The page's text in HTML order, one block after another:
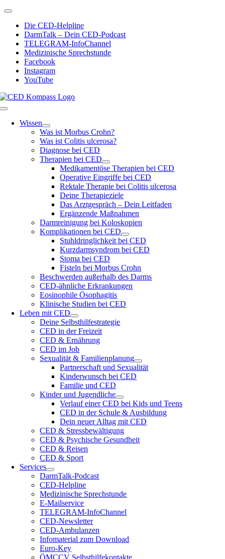
Zum
springen
Toggle
NavigationDie CED-Helpline
DarmTalk – Dein CED-Podcast
TELEGRAM-InfoChannel
Medizinische Sprechstunde
Facebook
Instagram
YouTube
Toggle
NavigationWissen
Was ist Morbus Crohn?
Was ist Colitis ulcerosa?
Diagnose bei CED
Therapien bei CED
Medikamentöse Therapien bei CED
Operative Eingriffe bei CED
Rektale Therapie bei Colitis ulcerosa
Deine Therapieziele
Das Arztgespräch – Dein Leitfaden
Ergänzende Maßnahmen
Darmreinigung bei Koloskopien
Komplikationen bei CED
Stuhldringlichkeit bei CED
Kurzdarmsyndrom bei CED
Stoma bei CED
Fisteln bei Morbus Crohn
Beschwerden außerhalb des Darms
CED-ähnliche Erkrankungen
Eosinophile Ösophagitis
Klinische Studien bei CED
Leben mit CED
Deine Selbsthilfestrategie
CED in der Freizeit
CED & Ernährung
CED im Job
Sexualität & Familienplanung
Partnerschaft und Sexualität
Kinderwunsch bei CED
Familie und CED
Kinder und Jugendliche
Verlauf einer CED bei Kids und Teens
CED in der Schule & Ausbildung
Dein neuer Alltag mit CED
CED & Stressbewältigung
CED & Psychische Gesundheit
CED & Reisen
CED & Sport
Services
DarmTalk-Podcast
CED-Helpline
Medizinische Sprechstunde
E-Mailservice
TELEGRAM-InfoChannel
CED-Newsletter
CED-Ambulanzen
Infomaterial zum Download
Euro-Key
ÖMCCV Selbsthilfekontakte